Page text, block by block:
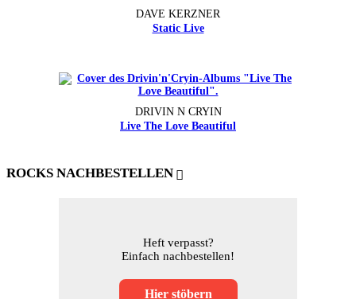
DAVE KERZNER
Static Live
DRIVIN N CRYIN
Live The Love Beautiful
ROCKS NACHBESTELLEN
Heft verpasst?
Einfach nachbestellen!
Hier stöbern